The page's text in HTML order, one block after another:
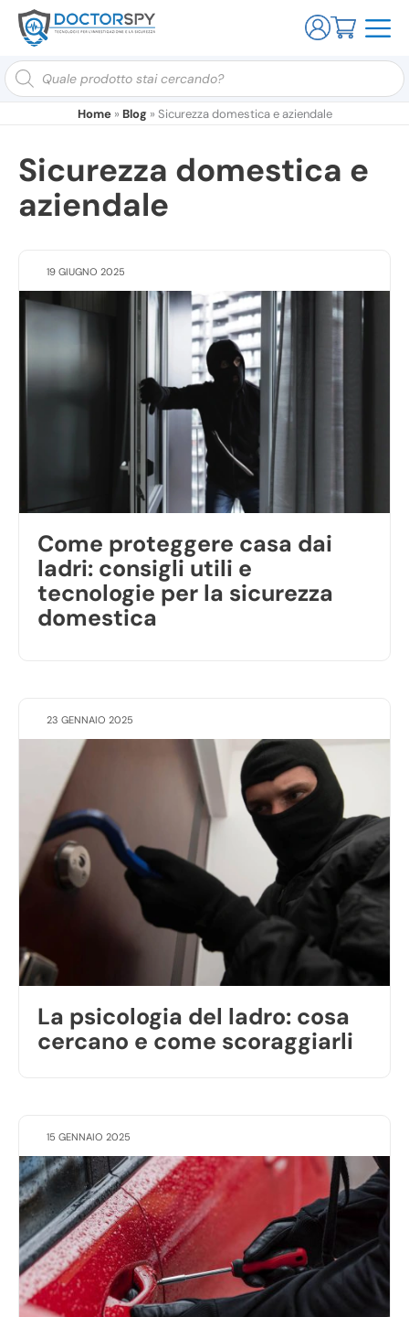
Ricerca
prodotti
Home» Blog » Sicurezza domestica e aziendale
Sicurezza domestica e
aziendale
19 GIUGNO 2025
Come proteggere casa dai
ladri: consigli utili e
tecnologie per la sicurezza
domestica
23 GENNAIO 2025
La psicologia del ladro: cosa
cercano e come scoraggiarli
15 GENNAIO 2025